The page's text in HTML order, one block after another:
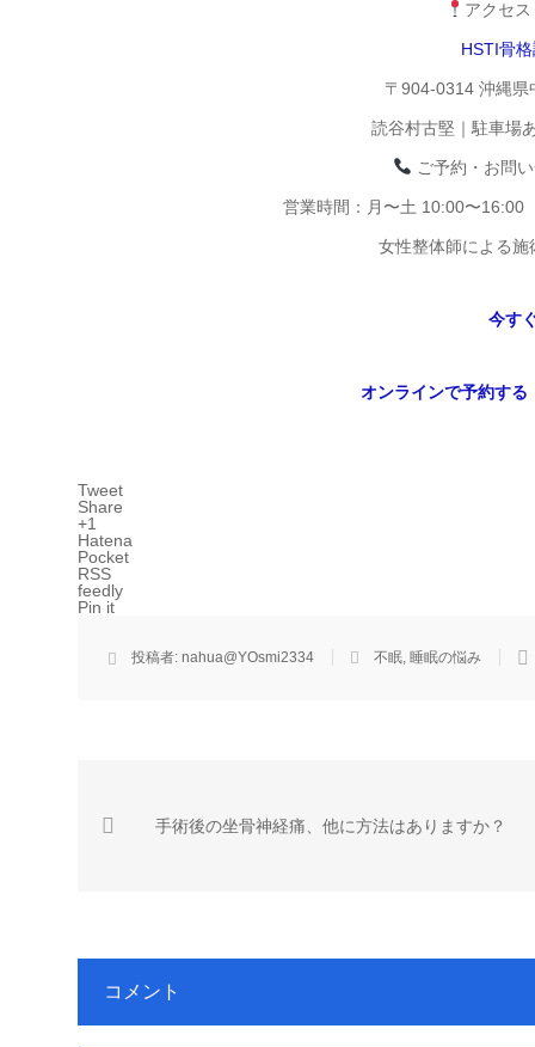
アクセ
HSTI骨
〒904-0314 沖縄
読谷村古堅｜駐車場
ご予約・お問
営業時間：月〜土 10:00〜16:00
女性整体師による
今す
オンラインで予約する
Tweet
Share
+1
Hatena
Pocket
RSS
feedly
Pin it
投稿者: nahua@YOsmi2334 不眠 睡眠の悩み
手術後の坐骨神経痛、他に方法はありますか？
コメント